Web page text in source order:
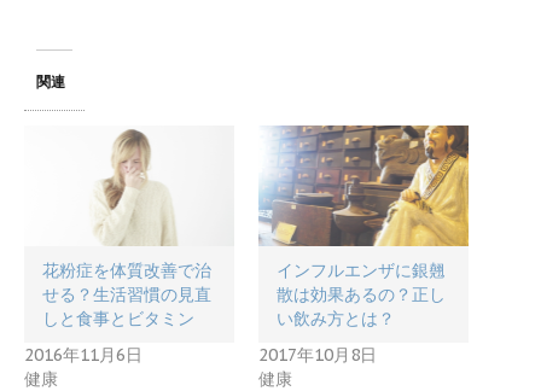
関連
花粉症を体質改善で治
せる？生活習慣の見直
しと食事とビタミン
2016年11月6日
健康
インフルエンザに銀翹
散は効果あるの？正し
い飲み方とは？
2017年10月8日
健康